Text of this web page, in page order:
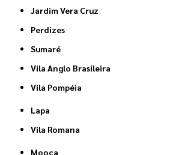
Jardim Vera Cruz
Perdizes
Sumaré
Vila Anglo Brasileira
Vila Pompéia
Lapa
Vila Romana
Mooca